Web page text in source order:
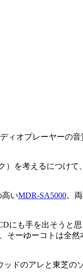
ィオプレーヤーの
を考えるにつけて
いMDR-SA5000。
にも手を出そうと
そーゆーコトは全
ドのアレと東芝の